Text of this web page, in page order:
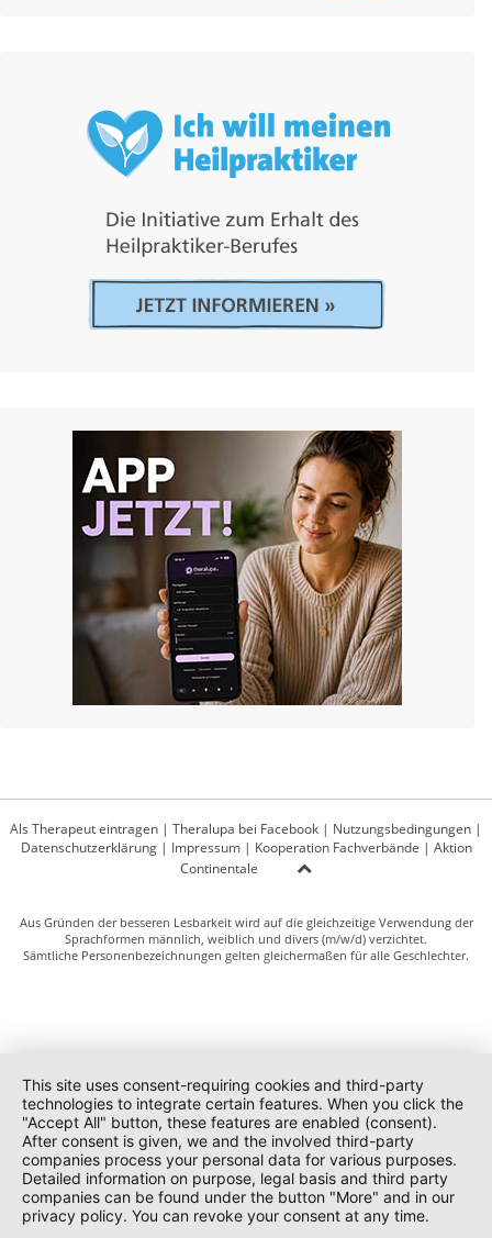
Als Therapeut eintragen | Theralupa bei Facebook | Nutzungsbedingungen |
Datenschutzerklärung| Impressum| Kooperation Fachverbände | Aktion
Continentale
Aus Gründen der besseren Lesbarkeit wird auf die gleichzeitige Verwendung der
Sprachformen männlich, weiblich und divers (m/w/d) verzichtet.
Sämtliche Personenbezeichnungen gelten gleichermaßen für alle Geschlechter.
This site uses consent-requiring cookies and third-party
technologies to integrate certain features. When you click the
"Accept All" button, these features are enabled (consent).
After consent is given, we and the involved third-party
companies process your personal data for various purposes.
Detailed information on purpose, legal basis and third party
companies can be found under the button "More" and in our
privacy policy. You can revoke your consent at any time.